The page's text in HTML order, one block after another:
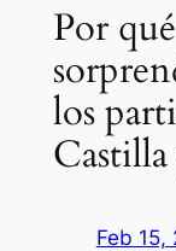
Por
los
Feb 15,